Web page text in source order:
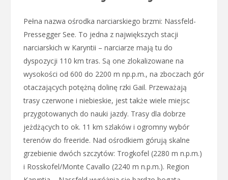
Pełna nazwa ośrodka narciarskiego brzmi: Nassfeld-
Pressegger See. To jedna z największych stacji
narciarskich w Karyntii – narciarze mają tu do
dyspozycji 110 km tras. Są one zlokalizowane na
wysokości od 600 do 2200 m np.p.m., na zboczach gór
otaczających potężną dolinę rzki Gail. Przeważają
trasy czerwone i niebieskie, jest także wiele miejsc
przygotowanych do nauki jazdy. Trasy dla dobrze
jeżdżących to ok. 11 km szlaków i ogromny wybór
terenów do freeride. Nad ośrodkiem górują skalne
grzebienie dwóch szczytów: Trogkofel (2280 m n.p.m.)
i Rosskofel/Monte Cavallo (2240 m n.p.m.). Region